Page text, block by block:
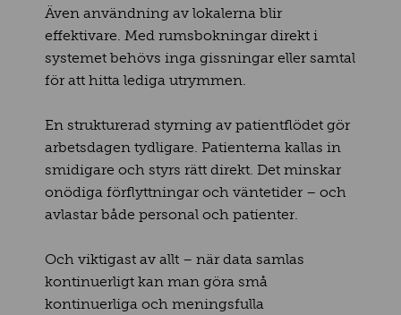
Även användning av lokalerna blir
effektivare. Med rumsbokningar direkt i
systemet behövs inga gissningar eller samtal
för att hitta lediga utrymmen.
En strukturerad styrning av patientflödet gör
arbetsdagen tydligare. Patienterna kallas in
smidigare och styrs rätt direkt. Det minskar
onödiga förflyttningar och väntetider – och
avlastar både personal och patienter.
Och viktigast av allt – när data samlas
kontinuerligt kan man göra små
kontinuerliga och meningsfulla